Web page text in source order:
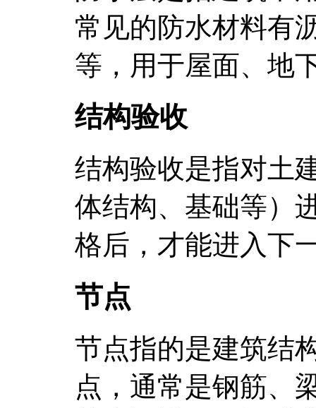
常见的防水材料有
等，用于屋面、地
结构验收
结构验收是指对土
体结构、基础等）
格后，才能进入下
节点
节点指的是建筑结
点，通常是钢筋、